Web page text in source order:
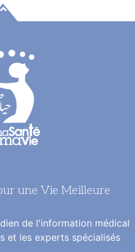
une Vie Meilleure
de l'information médical
et les experts spécialisés